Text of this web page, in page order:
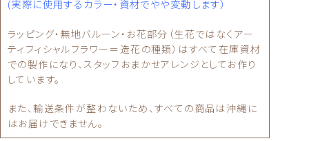
(実際に使用するカラー・資材でやや変動します）
ラッピング・無地バルーン・お花部分（生花ではなくアー
ティフィシャルフラワー＝造花の種類）はすべて在庫資材
での製作になり、スタッフおまかせアレンジとしてお作り
しています。
また、輸送条件が整わないため、すべての商品は沖縄に
はお届けできません。